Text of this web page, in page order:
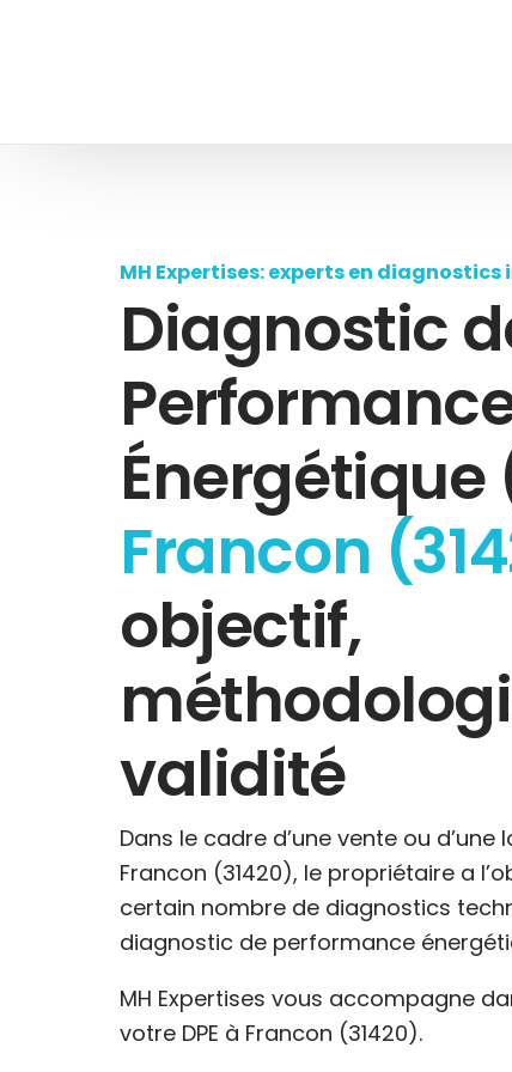
MH Expertises: experts en
Diagnostic
Énergétique
Francon
objectif,
validité
Dans le cadre d’une vente ou
Francon (31420), le propriétaire a
certain nombre de diagnostics
diagnostic de performance
MH Expertises vous accompagne
votre DPE à Francon (31420).